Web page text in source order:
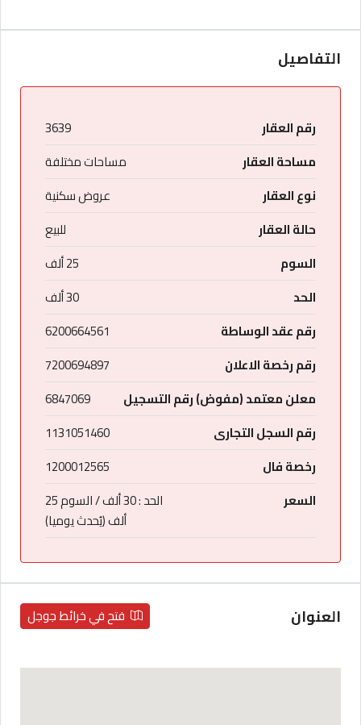
التفاصيل
رقم العقار
3639
مساحة العقار
مساحات مختلفة
نوع العقار
عروض سكنية
حالة العقار
للبيع
السوم
25 ألف
الحد
30 ألف
رقم عقد الوساطة
6200664561
رقم رخصة الاعلان
7200694897
معلن معتمد (مفوض) رقم التسجيل
6847069
رقم السجل التجارى
1131051460
رخصة فال
1200012565
السعر
الحد : 30 ألف / السوم 25
ألف (يُحدث يوميا)
العنوان فتح في خرائط جوجل